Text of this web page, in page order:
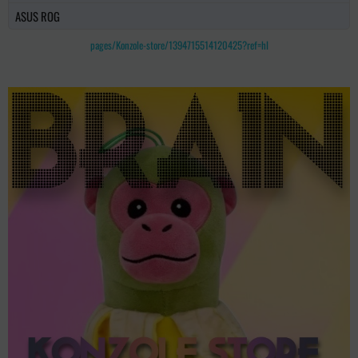
ASUS ROG
pages/Konzole-store/1394715514120425?ref=hl